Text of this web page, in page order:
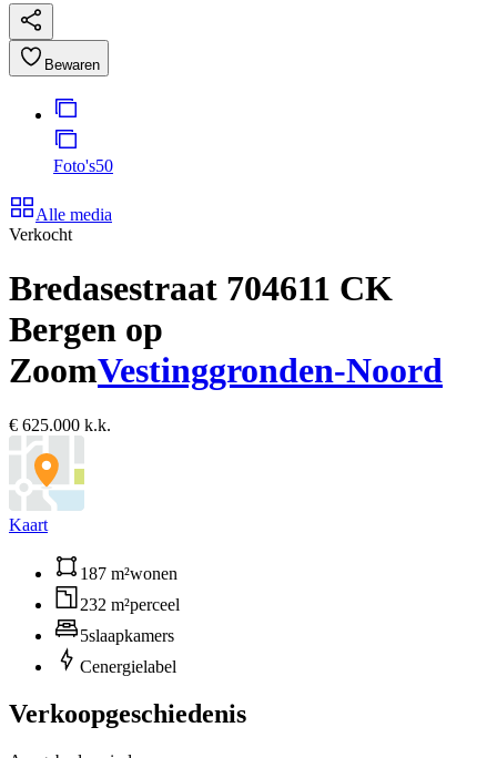
Bewaren
Foto's50
Alle media
Verkocht
Bredasestraat 704611 CK
Bergen op
ZoomVestinggronden-Noord
€ 625.000 k.k.
Kaart
187 m²wonen
232 m²perceel
5slaapkamers
Cenergielabel
Verkoopgeschiedenis